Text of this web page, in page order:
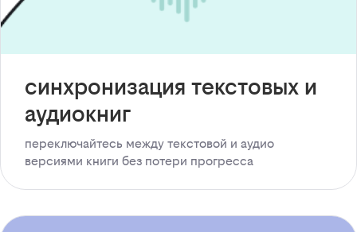
синхронизация текстовых и
аудиокниг
переключайтесь между текстовой и аудио
версиями книги без потери прогресса